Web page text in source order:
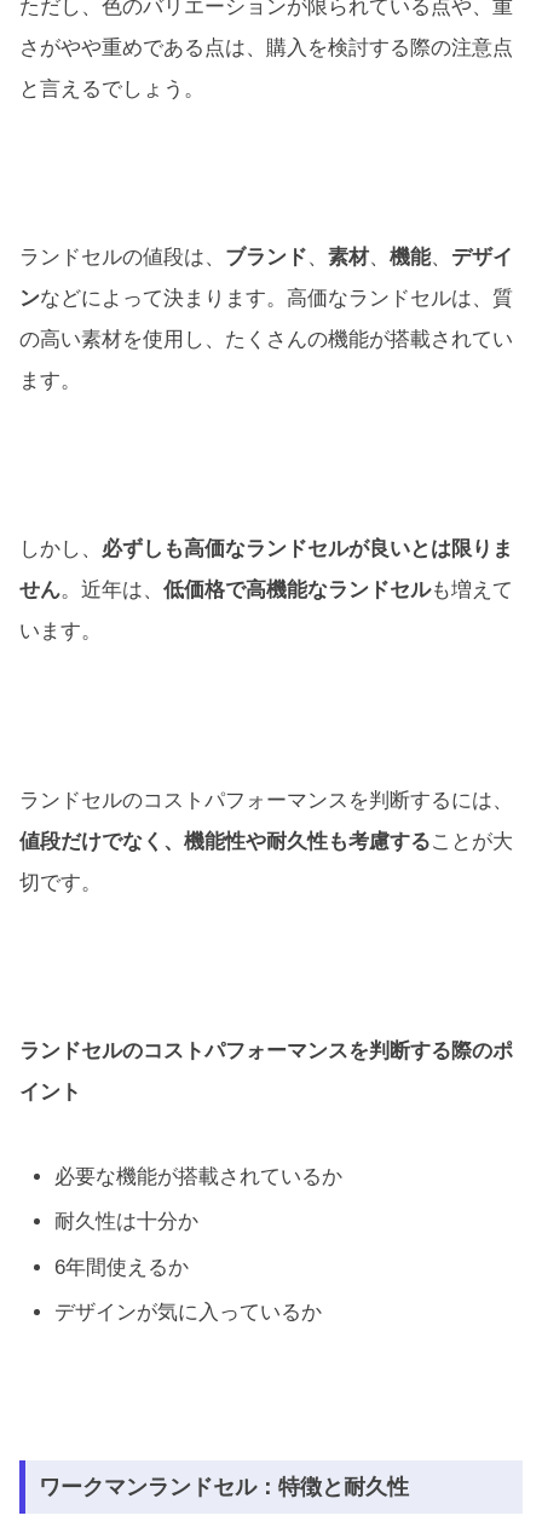
ただし、色のバリエーションが限られている点や、重
さがやや重めである点は、購入を検討する際の注意点
と言えるでしょう。
ランドセルの値段は、 ブランド、 素材、 機能、 デザイ
ンなどによって決まります。高価なランドセルは、質
の高い素材を使用し、たくさんの機能が搭載されてい
ます。
しかし、 必ずしも高価なランドセルが良いとは限りま
せん。近年は、 低価格で高機能なランドセルも増えて
います。
ランドセルのコストパフォーマンスを判断するには、
値段だけでなく、機能性や耐久性も考慮することが大
切です。
ランドセルのコストパフォーマンスを判断する際のポ
イント
必要な機能が搭載されているか
耐久性は十分か
6年間使えるか
デザインが気に入っているか
ワークマンランドセル：特徴と耐久性